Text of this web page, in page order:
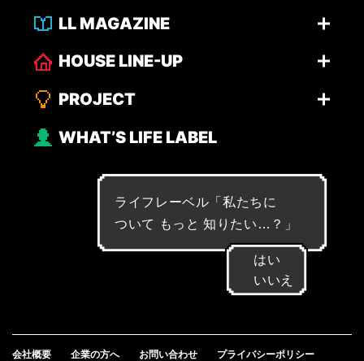
LL MAGAZINE
HOUSE LINE-UP
PROJECT
WHAT’S LIFE LABEL
ライフレーベル「私たち に
ついて も っ と 知 り た い … ？ 」
はい
いいえ
会社概要 企業の方へ お問い合わせ プライバシーポリシー